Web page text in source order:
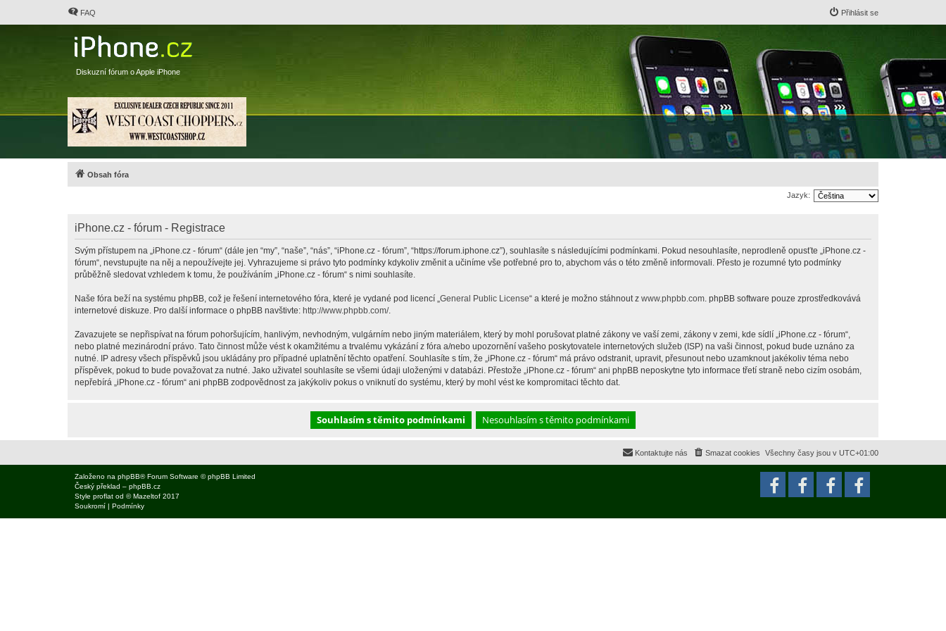
FAQ Přihlásit se
Diskuzní fórum o Apple iPhone
Obsah fóra
Jazyk:
iPhone.cz - fórum - Registrace
Svým přístupem na „iPhone.cz - fórum“ (dále jen “my”, “naše”, “nás”, “iPhone.cz - fórum”, “https://forum.iphone.cz”), souhlasíte s následujícími podmínkami. Pokud nesouhlasíte, neprodleně opusťte „iPhone.cz -
fórum“, nevstupujte na něj a nepoužívejte jej. Vyhrazujeme si právo tyto podmínky kdykoliv změnit a učiníme vše potřebné pro to, abychom vás o této změně informovali. Přesto je rozumné tyto podmínky
průběžně sledovat vzhledem k tomu, že používáním „iPhone.cz - fórum“ s nimi souhlasíte.
Naše fóra beží na systému phpBB, což je řešení internetového fóra, které je vydané pod licencí „ General Public License“ a které je možno stáhnout z www.phpbb.com . phpBB software pouze zprostředkovává
internetové diskuze. Pro další informace o phpBB navštivte: http://www.phpbb.com/.
Zavazujete se nepřispívat na fórum pohoršujícím, hanlivým, nevhodným, vulgárním nebo jiným materiálem, který by mohl porušovat platné zákony ve vaší zemi, zákony v zemi, kde sídlí „iPhone.cz - fórum“,
nebo platné mezinárodní právo. Tato činnost může vést k okamžitému a trvalému vykázání z fóra a/nebo upozornění vašeho poskytovatele internetových služeb (ISP) na vaši činnost, pokud bude uznáno za
nutné. IP adresy všech příspěvků jsou ukládány pro případné uplatnění těchto opatření. Souhlasíte s tím, že „iPhone.cz - fórum“ má právo odstranit, upravit, přesunout nebo uzamknout jakékoliv téma nebo
příspěvek, pokud to bude považovat za nutné. Jako uživatel souhlasíte se všemi údaji uloženými v databázi. Přestože „iPhone.cz - fórum“ ani phpBB neposkytne tyto informace třetí straně nebo cizím osobám,
nepřebírá „iPhone.cz - fórum“ ani phpBB zodpovědnost za jakýkoliv pokus o vniknutí do systému, který by mohl vést ke kompromitaci těchto dat.
Všechny časy jsou v UTC+01:00
Smazat cookies
Kontaktujte nás
Založeno na phpBB® Forum Software © phpBB Limited
Český překlad – phpBB.cz
Style proflat od ©Mazeltof 2017
Soukromí | Podmínky